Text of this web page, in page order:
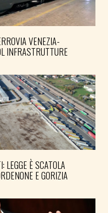
VENEZIA-
INFRASTRUTTURE
LEGGE È SCATOLA
E GORIZIA